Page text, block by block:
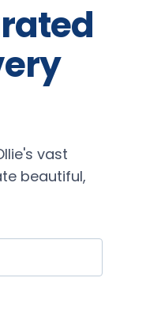
vast
beautiful,